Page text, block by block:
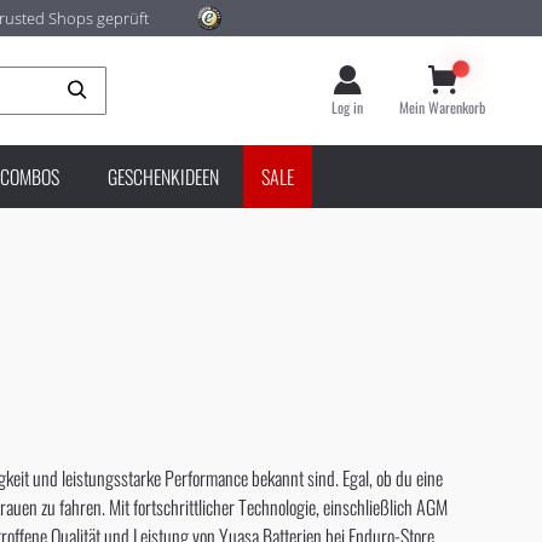
Shops geprüft
Log in Mein Warenkorb
COMBOS GESCHENKIDEEN SALE
und leistungsstarke Performance bekannt sind. Egal, ob du eine
zu fahren. Mit fortschrittlicher Technologie, einschließlich AGM
Qualität und Leistung von Yuasa Batterien bei Enduro-Store